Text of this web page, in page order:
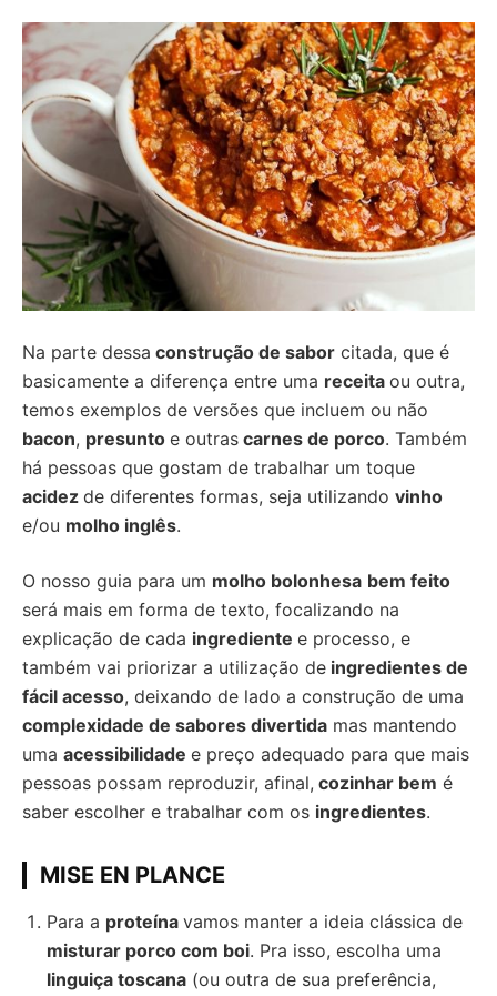
Na parte dessa construção de sabor citada, que é
basicamente a diferença entre uma receita ou outra,
temos exemplos de versões que incluem ou não
bacon, presunto e outras carnes de porco. Também
há pessoas que gostam de trabalhar um toque
acidez de diferentes formas, seja utilizando vinho
e/ou molho inglês.
O nosso guia para um molho bolonhesa bem feito
será mais em forma de texto, focalizando na
explicação de cada ingrediente e processo, e
também vai priorizar a utilização de ingredientes de
fácil acesso, deixando de lado a construção de uma
complexidade de sabores divertida mas mantendo
uma acessibilidade e preço adequado para que mais
pessoas possam reproduzir, afinal, cozinhar bem é
saber escolher e trabalhar com os ingredientes.
MISE EN PLANCE
Para a proteína vamos manter a ideia clássica de
misturar porco com boi. Pra isso, escolha uma
linguiça toscana (ou outra de sua preferência,